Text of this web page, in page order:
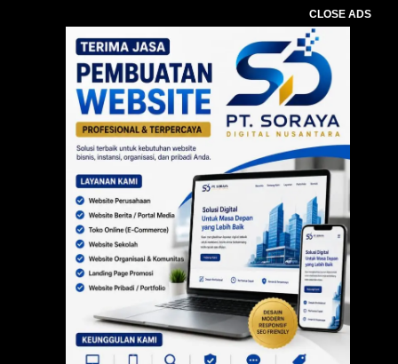
CLOSE ADS